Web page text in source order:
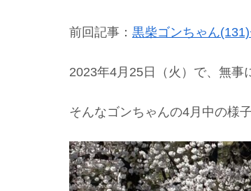
前回記事： 黒柴ゴンちゃん
2023年4月25日（火）で、無事
そんなゴンちゃんの4月中の様子